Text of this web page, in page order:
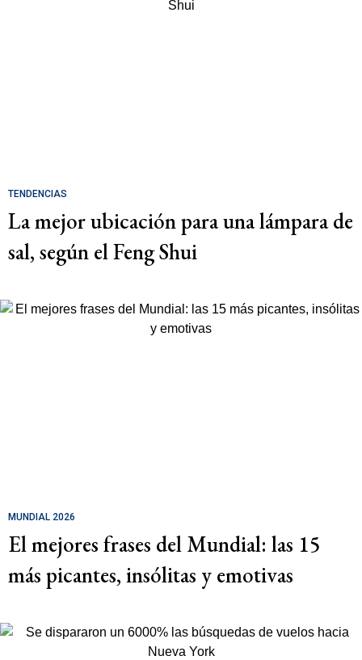
TENDENCIAS
La mejor ubicación para una lámpara de
sal, según el Feng Shui
MUNDIAL 2026
El mejores frases del Mundial: las 15
más picantes, insólitas y emotivas